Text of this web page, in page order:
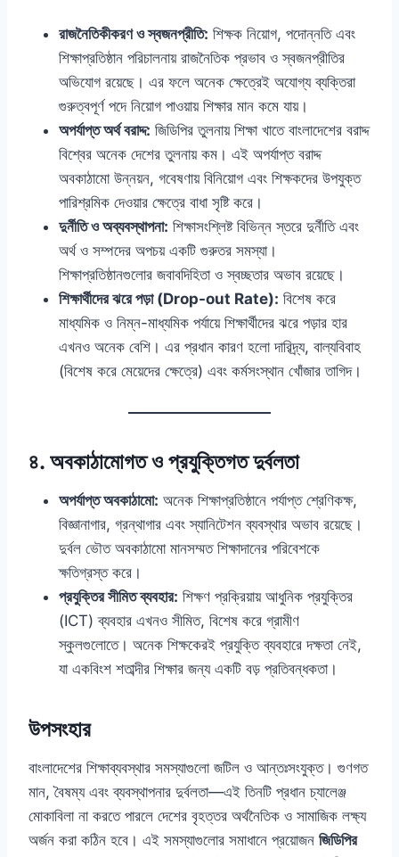
রাজনৈতিকীকরণ ও স্বজনপ্রীতি: শিক্ষক নিয়োগ, পদোন্নতি এবং
শিক্ষাপ্রতিষ্ঠান পরিচালনায় রাজনৈতিক প্রভাব ও স্বজনপ্রীতির
অভিযোগ রয়েছে। এর ফলে অনেক ক্ষেত্রেই অযোগ্য ব্যক্তিরা
গুরুত্বপূর্ণ পদে নিয়োগ পাওয়ায় শিক্ষার মান কমে যায়।
অপর্যাপ্ত অর্থ বরাদ্দ: জিডিপির তুলনায় শিক্ষা খাতে বাংলাদেশের বরাদ্দ
বিশ্বের অনেক দেশের তুলনায় কম। এই অপর্যাপ্ত বরাদ্দ
অবকাঠামো উন্নয়ন, গবেষণায় বিনিয়োগ এবং শিক্ষকদের উপযুক্ত
পারিশ্রমিক দেওয়ার ক্ষেত্রে বাধা সৃষ্টি করে।
দুর্নীতি ও অব্যবস্থাপনা: শিক্ষাসংশ্লিষ্ট বিভিন্ন স্তরে দুর্নীতি এবং
অর্থ ও সম্পদের অপচয় একটি গুরুতর সমস্যা।
শিক্ষাপ্রতিষ্ঠানগুলোর জবাবদিহিতা ও স্বচ্ছতার অভাব রয়েছে।
শিক্ষার্থীদের ঝরে পড়া (Drop-out Rate): বিশেষ করে
মাধ্যমিক ও নিম্ন-মাধ্যমিক পর্যায়ে শিক্ষার্থীদের ঝরে পড়ার হার
এখনও অনেক বেশি। এর প্রধান কারণ হলো দারিদ্র্য, বাল্যবিবাহ
(বিশেষ করে মেয়েদের ক্ষেত্রে) এবং কর্মসংস্থান খোঁজার তাগিদ।
৪. অবকাঠামোগত ও প্রযুক্তিগত দুর্বলতা
অপর্যাপ্ত অবকাঠামো: অনেক শিক্ষাপ্রতিষ্ঠানে পর্যাপ্ত শ্রেণিকক্ষ,
বিজ্ঞানাগার, গ্রন্থাগার এবং স্যানিটেশন ব্যবস্থার অভাব রয়েছে।
দুর্বল ভৌত অবকাঠামো মানসম্মত শিক্ষাদানের পরিবেশকে
ক্ষতিগ্রস্ত করে।
প্রযুক্তির সীমিত ব্যবহার: শিক্ষণ প্রক্রিয়ায় আধুনিক প্রযুক্তির
(ICT) ব্যবহার এখনও সীমিত, বিশেষ করে গ্রামীণ
স্কুলগুলোতে। অনেক শিক্ষকেরই প্রযুক্তি ব্যবহারে দক্ষতা নেই,
যা একবিংশ শতাব্দীর শিক্ষার জন্য একটি বড় প্রতিবন্ধকতা।
উপসংহার
বাংলাদেশের শিক্ষাব্যবস্থার সমস্যাগুলো জটিল ও আন্তঃসংযুক্ত। গুণগত
মান, বৈষম্য এবং ব্যবস্থাপনার দুর্বলতা—এই তিনটি প্রধান চ্যালেঞ্জ
মোকাবিলা না করতে পারলে দেশের বৃহত্তর অর্থনৈতিক ও সামাজিক লক্ষ্য
অর্জন করা কঠিন হবে। এই সমস্যাগুলোর সমাধানে প্রয়োজন জিডিপির